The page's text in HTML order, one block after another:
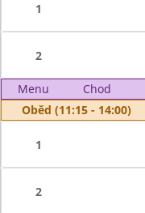
1
2
Menu Chod
Oběd (11:15 - 14:00)
1
2